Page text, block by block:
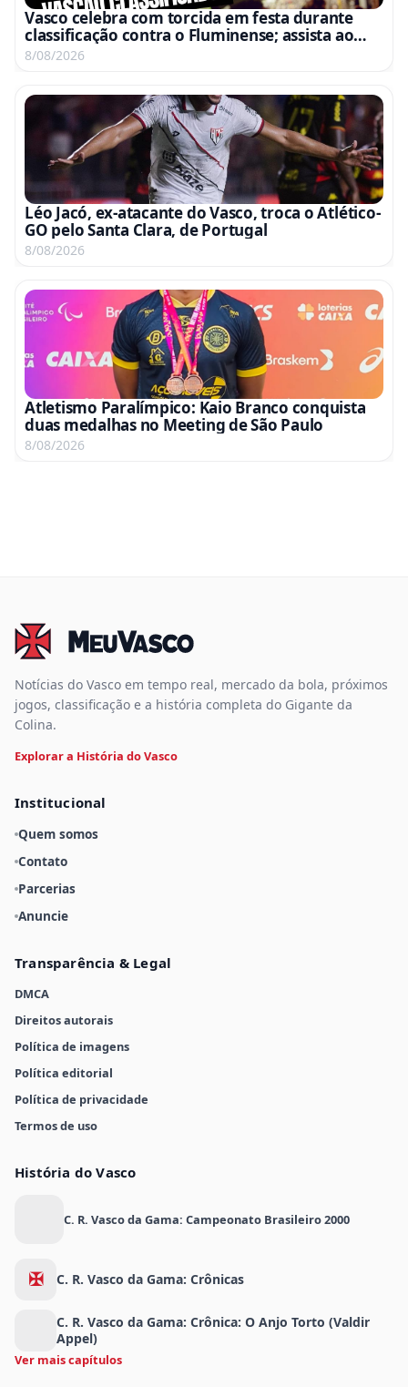
Vasco celebra com torcida em festa durante
classificação contra o Fluminense; assista ao
vídeo
8/08/2026
Léo Jacó, ex-atacante do Vasco, troca o Atlético-
GO pelo Santa Clara, de Portugal
8/08/2026
Atletismo Paralímpico: Kaio Branco conquista
duas medalhas no Meeting de São Paulo
8/08/2026
Notícias do Vasco em tempo real, mercado da bola, próximos
jogos, classificação e a história completa do Gigante da
Colina.
Explorar a História do Vasco
Institucional
Quem somos
Contato
Parcerias
Anuncie
Transparência & Legal
DMCA
Direitos autorais
Política de imagens
Política editorial
Política de privacidade
Termos de uso
História do Vasco
C. R. Vasco da Gama: Campeonato Brasileiro 2000
✠ C. R. Vasco da Gama: Crônicas
C. R. Vasco da Gama: Crônica: O Anjo Torto (Valdir
Appel)
Ver mais capítulos